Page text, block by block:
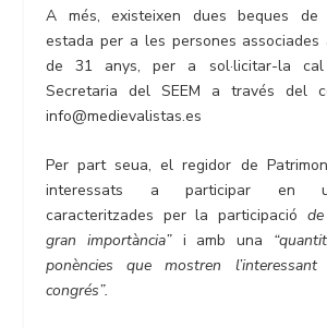
A més, existeixen dues beques de
estada per a les persones associades
de 31 anys, per a sol·licitar-la
Secretaria del SEEM a través del
info@medievalistas.es
Per part seua, el regidor de
interessats a participar en
caracteritzades per la participació
gran importància” i amb una
ponències que mostren
congrés”.